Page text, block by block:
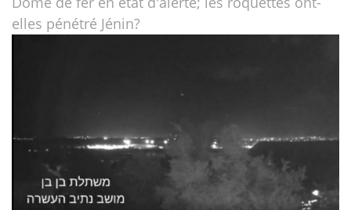
elles pénétré Jénin?